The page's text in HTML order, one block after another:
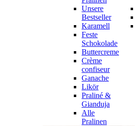
Unsere
Bestseller
Karamell
Feste
Schokolade
Buttercreme
Crème
confiseur
Ganache
Likör
Praliné &
Gianduja
Alle
Pralinen